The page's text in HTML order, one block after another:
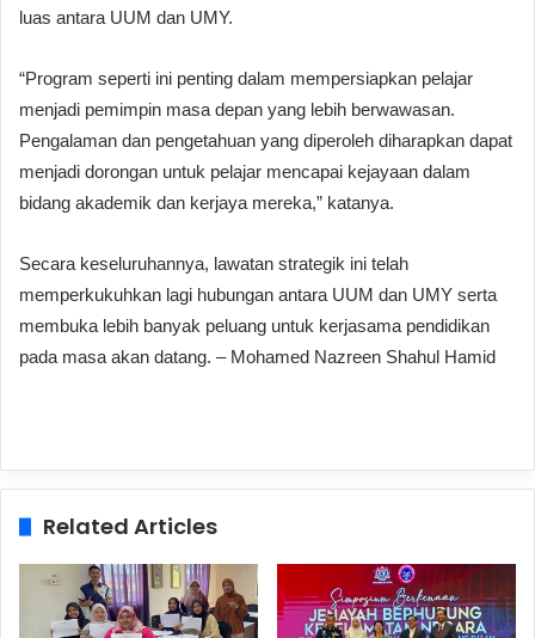
luas antara UUM dan UMY.
“Program seperti ini penting dalam mempersiapkan pelajar
menjadi pemimpin masa depan yang lebih berwawasan.
Pengalaman dan pengetahuan yang diperoleh diharapkan dapat
menjadi dorongan untuk pelajar mencapai kejayaan dalam
bidang akademik dan kerjaya mereka,” katanya.
Secara keseluruhannya, lawatan strategik ini telah
memperkukuhkan lagi hubungan antara UUM dan UMY serta
membuka lebih banyak peluang untuk kerjasama pendidikan
pada masa akan datang. – Mohamed Nazreen Shahul Hamid
Related Articles